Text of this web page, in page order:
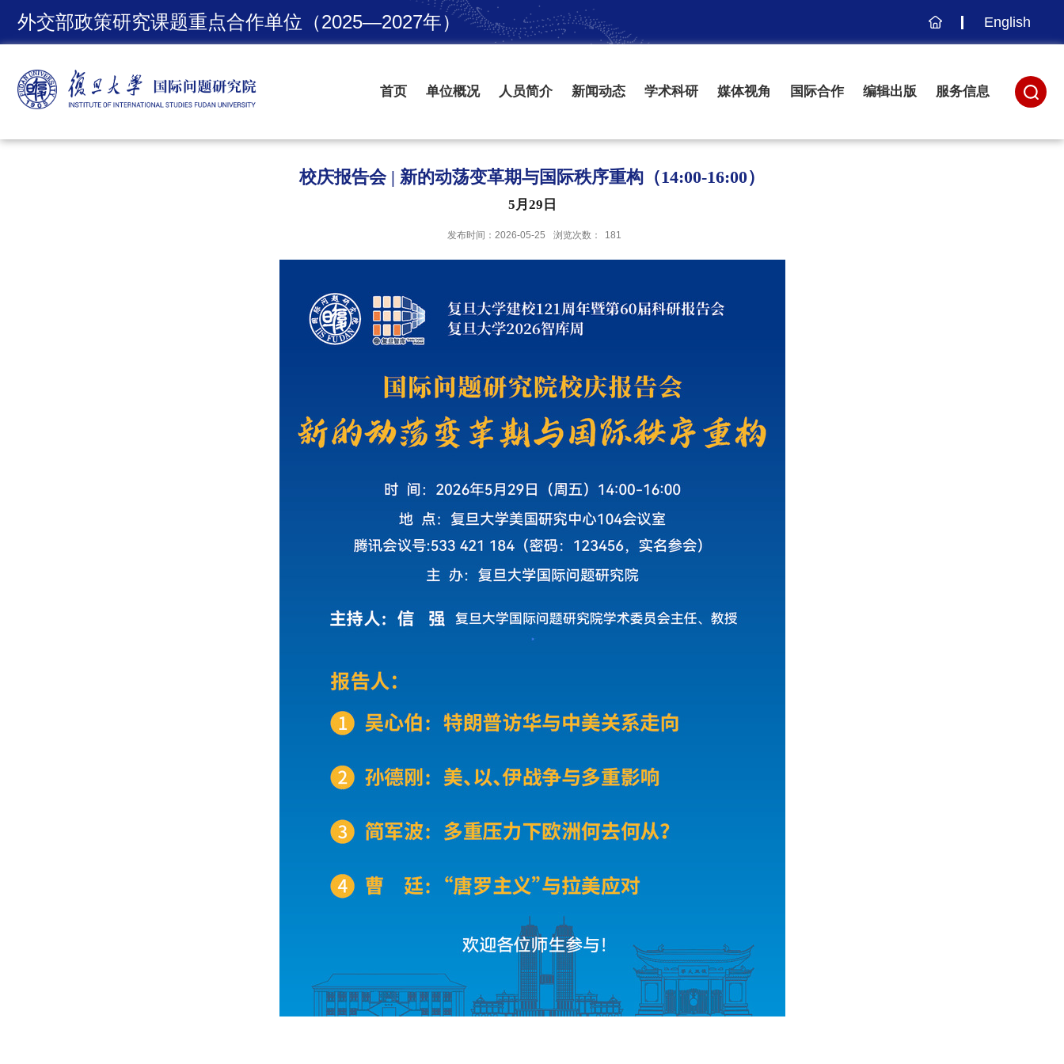
外交部政策研究课题重点合作单位（2025—2027年） 主 English
首页 单位概况 人员简介 新闻动态 学术科研 媒体视角 国际合作 编辑出版 服务信息
校庆报告会 | 新的动荡变革期与国际秩序重构（14:00-16:00）
5月29日
发布时间：2026-05-25 浏览次数： 181